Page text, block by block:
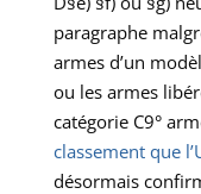
paragraphe
armes d’un
ou les armes
catégorie C9°
classement que
désormais